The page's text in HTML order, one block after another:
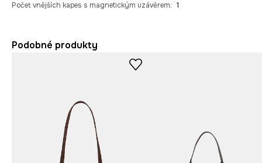
Počet vnějších kapes s magnetickým uzávěrem: 1
Podobné produkty